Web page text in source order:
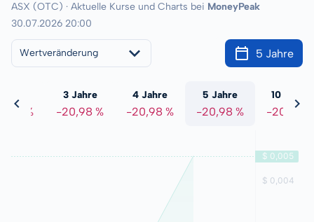
ASX (OTC) · Aktuelle Kurse und Charts bei MoneyPeak
30.07.2026 20:00
Wertveränderung 5 Jahre
%
3 Jahre
-20,98 %
4 Jahre
-20,98 %
5 Jahre
-20,98 %
10 Jahre
-20,98 %